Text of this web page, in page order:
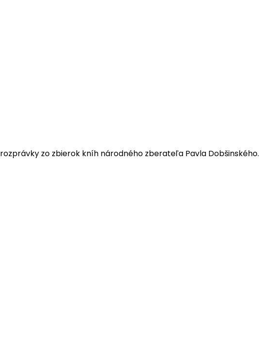
zo zbierok kníh národného zberateľa Pavla Dobšinského.